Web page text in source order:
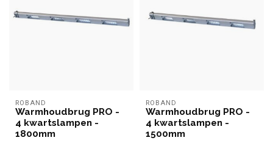
ROBAND
Warmhoudbrug PRO -
4 kwartslampen -
1800mm
ROBAND
Warmhoudbrug PRO -
4 kwartslampen -
1500mm